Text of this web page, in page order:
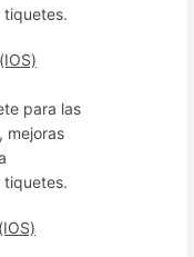
tiquetes.
para las
mejoras
tiquetes.